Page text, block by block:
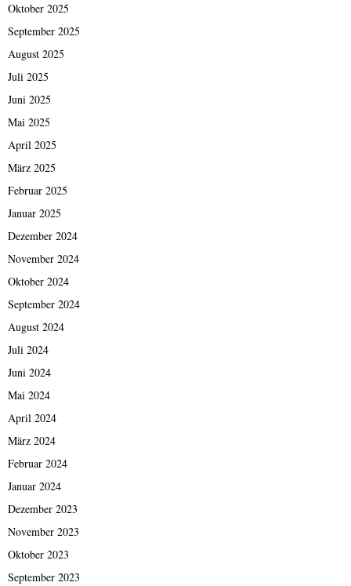
Oktober 2025
September 2025
August 2025
Juli 2025
Juni 2025
Mai 2025
April 2025
März 2025
Februar 2025
Januar 2025
Dezember 2024
November 2024
Oktober 2024
September 2024
August 2024
Juli 2024
Juni 2024
Mai 2024
April 2024
März 2024
Februar 2024
Januar 2024
Dezember 2023
November 2023
Oktober 2023
September 2023